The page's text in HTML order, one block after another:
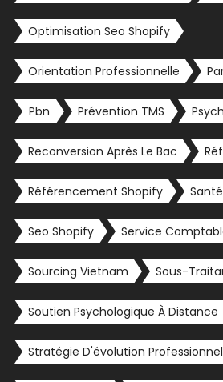
Optimisation Seo Shopify
Orientation Professionnelle
Pbn Prévention TMS
Reconversion Après Le Bac
Référencement Shopify
Seo Shopify Service
Sourcing Vietnam Sous-
Soutien Psychologique À Distance
Stratégie D'évolution